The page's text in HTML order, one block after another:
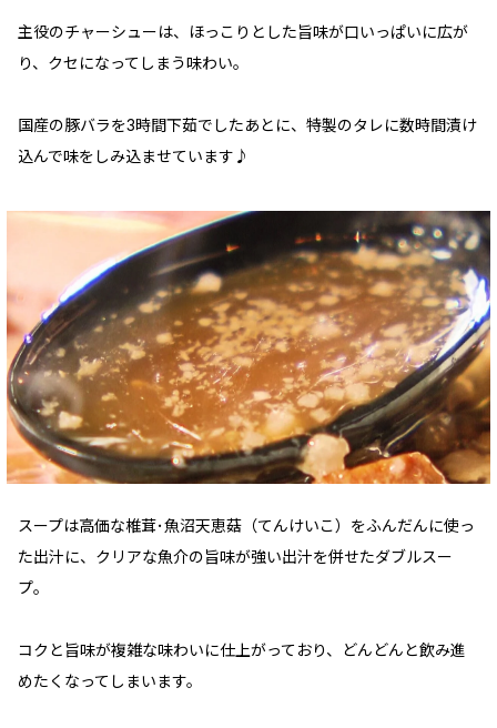
主役のチャーシューは、ほっこりとした旨味が口いっぱいに広が
り、クセになってしまう味わい。
国産の豚バラを3時間下茹でしたあとに、特製のタレに数時間漬け
込んで味をしみ込ませています♪
スープは高価な椎茸･魚沼天恵菇（てんけいこ）をふんだんに使っ
た出汁に、クリアな魚介の旨味が強い出汁を併せたダブルスー
プ。
コクと旨味が複雑な味わいに仕上がっており、どんどんと飲み進
めたくなってしまいます。